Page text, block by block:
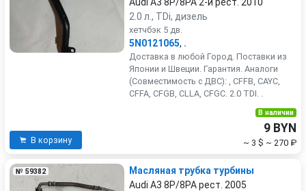
2.0 л., TDi, дизель
хетчбэк 5 дв.
5N0121065, .
Доставка в любой Город. Поставки из
Японии и Швеции. Гарантия. Аналоги
(Совместимость с ДВС): , CFFB, CAYC,
CFFA, CFGB, CLLA, CFGC. 2.0 TDI. .
В корзину
В наличии
9 BYN
~ 3 $ ~ 270 ₽
№ 59382
Масляная трубка турбины
Audi A3 8P/8PA рест. 2005